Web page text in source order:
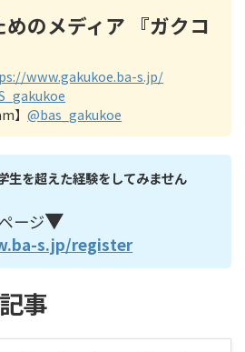
のメディア 『ガクコ
www.gakukoe.ba-s.jp/
】@bas_gakukoe
生を超えた経験をしてみません
ージ▼
s.jp/register
事